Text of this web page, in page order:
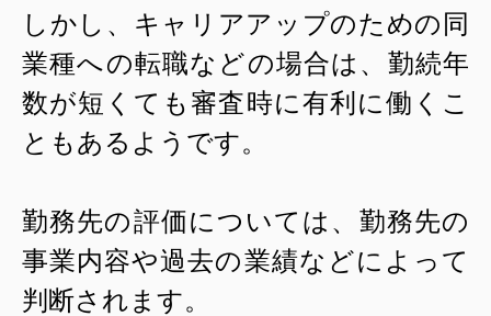
しかし、キャリアアップのための同
業種への転職などの場合は、勤続年
数が短くても審査時に有利に働くこ
ともあるようです。
勤務先の評価については、勤務先の
事業内容や過去の業績などによって
判断されます。